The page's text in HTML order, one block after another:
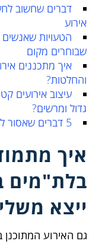
דברים שחשוב
אירוע
הטעויות שאנשים
שבוחרים מקום
איך מתכננים
והחלטות?
עיצוב אירועים
גדול ומרשים?
5 דברים שאסור לשכוח כשמתכננים אירוע בטבע
איך
בלת"מים
ייצא
גם האירוע